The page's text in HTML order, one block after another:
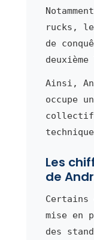
rucks,
de
Ainsi,
occupe
collectif
Les
de
mise en
des